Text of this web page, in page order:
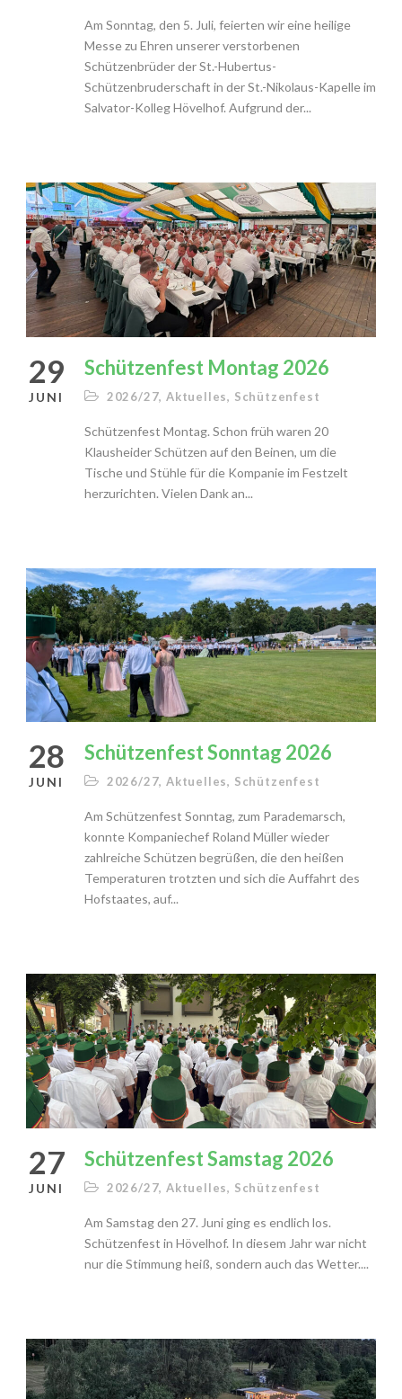
Am Sonntag, den 5. Juli, feierten wir eine heilige
Messe zu Ehren unserer verstorbenen
Schützenbrüder der St.-Hubertus-
Schützenbruderschaft in der St.-Nikolaus-Kapelle im
Salvator-Kolleg Hövelhof. Aufgrund der...
29
JUNI
Schützenfest Montag 2026
2026/27, Aktuelles, Schützenfest
Schützenfest Montag. Schon früh waren 20
Klausheider Schützen auf den Beinen, um die
Tische und Stühle für die Kompanie im Festzelt
herzurichten. Vielen Dank an...
28
JUNI
Schützenfest Sonntag 2026
2026/27, Aktuelles, Schützenfest
Am Schützenfest Sonntag, zum Parademarsch,
konnte Kompaniechef Roland Müller wieder
zahlreiche Schützen begrüßen, die den heißen
Temperaturen trotzten und sich die Auffahrt des
Hofstaates, auf...
27
JUNI
Schützenfest Samstag 2026
2026/27, Aktuelles, Schützenfest
Am Samstag den 27. Juni ging es endlich los.
Schützenfest in Hövelhof. In diesem Jahr war nicht
nur die Stimmung heiß, sondern auch das Wetter....